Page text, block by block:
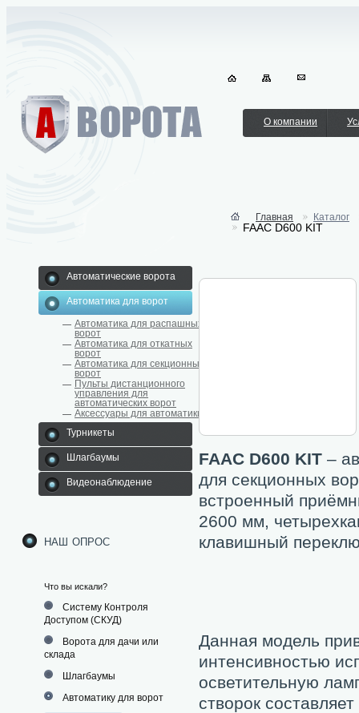
О компании
Автоматические ворота
Автоматика для ворот
Автоматика для распашных
ворот
Автоматика для откатных
ворот
Автоматика для секционных
ворот
Пульты дистанционного
управления для
автоматических ворот
Аксессуары для автоматики
Турникеты
Шлагбаумы
Видеонаблюдение
наш опрос
Что вы искали?
Систему Контроля
Доступом (СКУД)
Ворота для дачи или
склада
Шлагбаумы
Автоматику для ворот
Главная Каталог
FAAC D600 KIT
FAAC D600 KIT –
для секционных
встроенный
2600 мм,
клавишный
Данная модель
интенсивностью
осветительную
створок